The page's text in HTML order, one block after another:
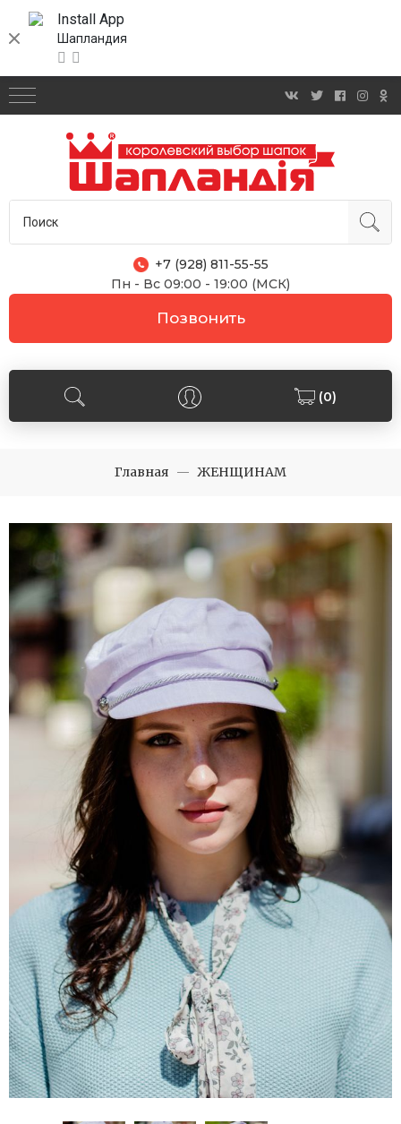
Install App
Шапландия
+7 (928) 811-55-55
Пн - Вс 09:00 - 19:00 (МСК)
Позвонить
(0)
Главная ЖЕНЩИНАМ